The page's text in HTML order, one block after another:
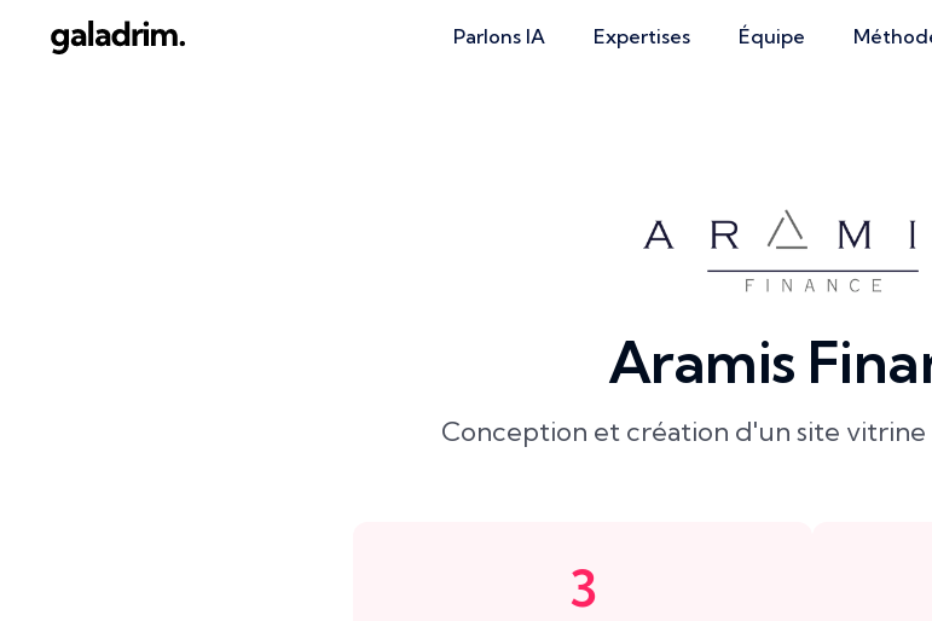
Parlons IA Expertises Équipe
Aramis
Conception et création d'un site vitrine
3